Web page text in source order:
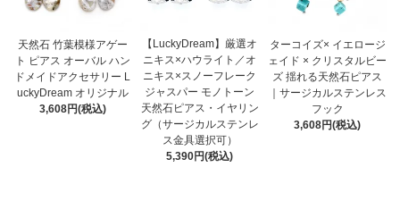
天然石 竹葉模様アゲー
ト ピアス オーバル ハン
ドメイドアクセサリー L
uckyDream オリジナル
3,608円(税込)
【LuckyDream】厳選オ
ニキス×ハウライト／オ
ニキス×スノーフレーク
ジャスパー モノトーン
天然石ピアス・イヤリン
グ（サージカルステンレ
ス金具選択可）
5,390円(税込)
ターコイズ× イエロージ
ェイド × クリスタルビー
ズ 揺れる天然石ピアス
｜サージカルステンレス
フック
3,608円(税込)